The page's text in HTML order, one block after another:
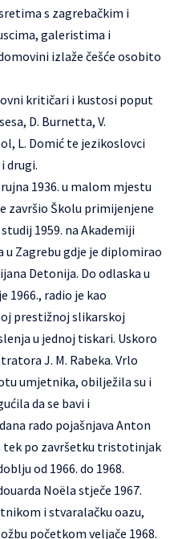
s zagrebačkim i
galeristima i
izlaže češće osobito
kritičari i kustosi poput
D. Burnetta, V.
L. Domić te jezikoslovci
drugi.
1936. u malom mjestu
završio Školu primijenjene
1959. na Akademiji
Zagrebu gdje je diplomirao
Detonija. Do odlaska u
1966., radio je kao
prestižnoj slikarskoj
u jednoj tiskari. Uskoro
J. M. Rabeka. Vrlo
umjetnika, obilježila su i
da se bavi i
rado pojašnjava Anton
tek po završetku tristotinjak
od 1966. do 1968.
Noëla stječe 1967.
i stvaralačku oazu,
početkom veljače 1968.